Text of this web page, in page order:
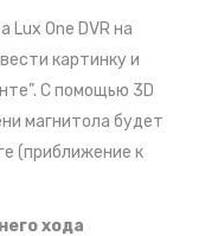
Lux One DVR на
картинку и
С помощью 3D
магнитола будет
(приближение к
хода